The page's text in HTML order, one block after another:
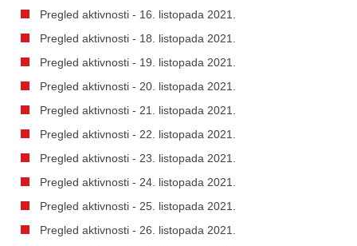
Pregled aktivnosti - 16. listopada 2021.
Pregled aktivnosti - 18. listopada 2021.
Pregled aktivnosti - 19. listopada 2021.
Pregled aktivnosti - 20. listopada 2021.
Pregled aktivnosti - 21. listopada 2021.
Pregled aktivnosti - 22. listopada 2021.
Pregled aktivnosti - 23. listopada 2021.
Pregled aktivnosti - 24. listopada 2021.
Pregled aktivnosti - 25. listopada 2021.
Pregled aktivnosti - 26. listopada 2021.